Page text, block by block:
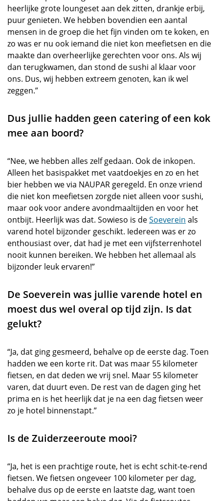
heerlijke grote loungeset aan dek zitten, drankje erbij,
puur genieten. We hebben bovendien een aantal
mensen in de groep die het fijn vinden om te koken, en
zo was er nu ook iemand die niet kon meefietsen en die
maakte dan overheerlijke gerechten voor ons. Als wij
dan terugkwamen, dan stond de sushi al klaar voor
ons. Dus, wij hebben extreem genoten, kan ik wel
zeggen.”
Dus jullie hadden geen catering of een kok
mee aan boord?
“Nee, we hebben alles zelf gedaan. Ook de inkopen.
Alleen het basispakket met vaatdoekjes en zo en het
bier hebben we via NAUPAR geregeld. En onze vriend
die niet kon meefietsen zorgde niet alleen voor sushi,
maar ook voor andere avondmaaltijden en voor het
ontbijt. Heerlijk was dat. Sowieso is deSoeverein als
varend hotel bijzonder geschikt. Iedereen was er zo
enthousiast over, dat had je met een vijfsterrenhotel
nooit kunnen bereiken. We hebben het allemaal als
bijzonder leuk ervaren!”
De Soeverein was jullie varende hotel en
moest dus wel overal op tijd zijn. Is dat
gelukt?
“Ja, dat ging gesmeerd, behalve op de eerste dag. Toen
hadden we een korte rit. Dat was maar 55 kilometer
fietsen, en dat deden we vrij snel. Maar 55 kilometer
varen, dat duurt even. De rest van de dagen ging het
prima en is het heerlijk dat je na een dag fietsen weer
zo je hotel binnenstapt.”
Is de Zuiderzeeroute mooi?
“Ja, het is een prachtige route, het is echt schit-te-rend
fietsen. We fietsen ongeveer 100 kilometer per dag,
behalve dus op de eerste en laatste dag, want toen